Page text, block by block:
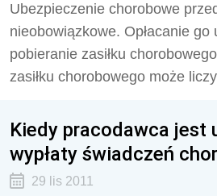
Ubezpieczenie chorobowe
nieobowiązkowe. Opłacanie
pobieranie zasiłku
zasiłku chorobowego może
Kiedy pracodawca jest
wypłaty świadczeń
29 lis 2011